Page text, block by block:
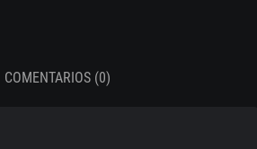
COMENTARIOS (0)